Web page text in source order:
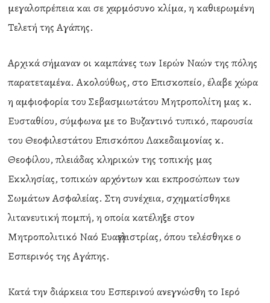
μεγαλοπρέπεια και σε χαρμόσυνο κλίμα, η καθιερωμένη
Τελετή της Αγάπης.
Αρχικά σήμαναν οι καμπάνες των Ιερών Ναών της πόλης
παρατεταμένα. Ακολούθως, στο Επισκοπείο, έλαβε χώρα
η αμφιοφορία του Σεβασμιωτάτου Μητροπολίτη μας κ.
Ευσταθίου, σύμφωνα με το Βυζαντινό τυπικό, παρουσία
του Θεοφιλεστάτου Επισκόπου Λακεδαιμονίας κ.
Θεοφίλου, πλειάδας κληρικών της τοπικής μας
Εκκλησίας, τοπικών αρχόντων και εκπροσώπων των
Σωμάτων Ασφαλείας. Στη συνέχεια, σχηματίσθηκε
λιτανευτική πομπή, η οποία κατέληξε στον
Μητροπολιτικό Ναό Ευαγγελιστρίας, όπου τελέσθηκε ο
Εσπερινός της Αγάπης.
Κατά την διάρκεια του Εσπερινού ανεγνώσθη το Ιερό